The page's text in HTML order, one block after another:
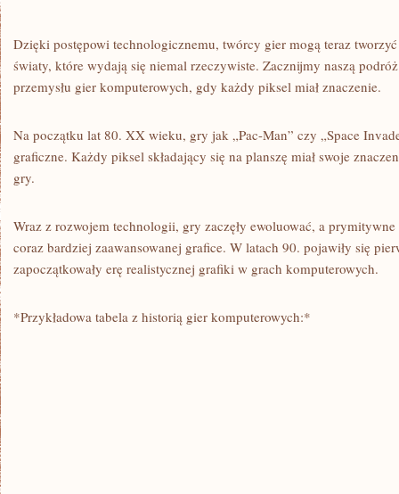
Dzięki postępowi technologicznemu, twórcy gier mogą teraz tworzyć‍
światy, które wydają się niemal ⁤rzeczywiste. ⁣Zacznijmy ⁢naszą
przemysłu gier komputerowych, gdy każdy piksel miał‍ znaczenie.
Na⁣ początku ‍lat 80. XX wieku, gry jak „Pac-Man” czy „Space
graficzne.‍ Każdy piksel składający ⁣się na planszę miał swoje
gry.
Wraz⁢ z rozwojem technologii, gry zaczęły ewoluować, ​a prymitywne⁣
coraz bardziej zaawansowanej grafice. W latach 90. pojawiły⁣ się
zapoczątkowały erę⁤ realistycznej grafiki w grach ‌komputerowych.
*Przykładowa tabela‍ z historią gier komputerowych:*